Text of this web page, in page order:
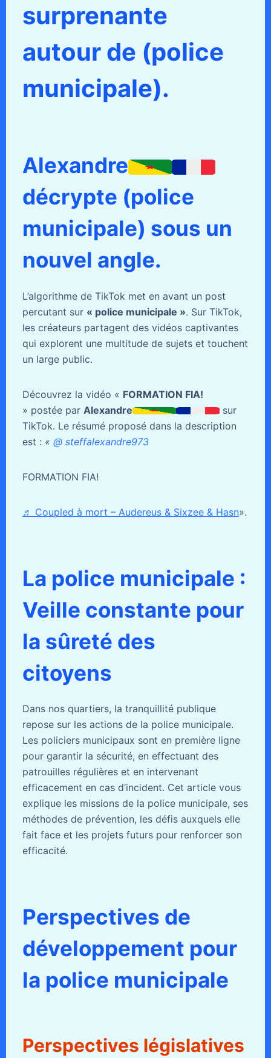
surprenante
autour de (police
municipale).
Alexandre
décrypte (police
municipale) sous un
nouvel angle.
L’algorithme de TikTok met en avant un post
percutant sur « police municipale ». Sur TikTok,
les créateurs partagent des vidéos captivantes
qui explorent une multitude de sujets et touchent
un large public.
Découvrez la vidéo « FORMATION FIA!
» postée par Alexandre
sur
TikTok. Le résumé proposé dans la description
est : « @ steffalexandre973
FORMATION FIA!
♬ Coupled à mort – Audereus & Sixzee & Hasn».
La police municipale :
Veille constante pour
la sûreté des
citoyens
Dans nos quartiers, la tranquillité publique
repose sur les actions de la police municipale.
Les policiers municipaux sont en première ligne
pour garantir la sécurité, en effectuant des
patrouilles régulières et en intervenant
efficacement en cas d’incident. Cet article vous
explique les missions de la police municipale, ses
méthodes de prévention, les défis auxquels elle
fait face et les projets futurs pour renforcer son
efficacité.
Perspectives de
développement pour
la police municipale
Perspectives législatives